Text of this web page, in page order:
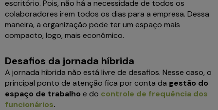
escritório. Pois, não há a necessidade de todos os
colaboradores irem todos os dias para a empresa. Dessa
maneira, a organização pode ter um espaço mais
compacto, logo, mais econômico.
Desafios da jornada híbrida
A jornada híbrida não está livre de desafios. Nesse caso, o
principal ponto de atenção fica por conta da gestão do
espaço de trabalho e do controle de frequência dos
funcionários.